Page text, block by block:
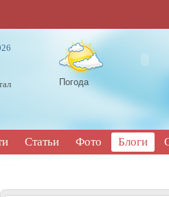
Погода
Статьи Фото Блоги